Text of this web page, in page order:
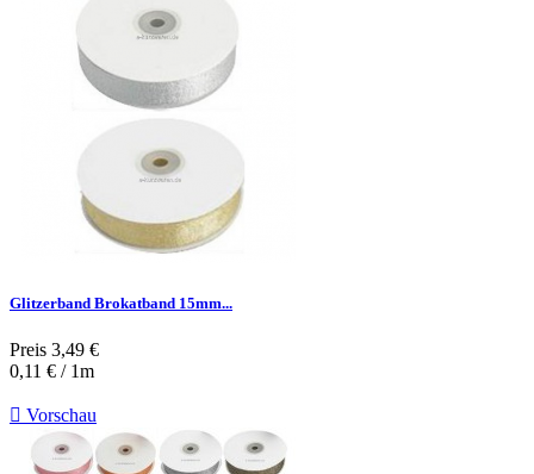
Glitzerband Brokatband 15mm...
Preis 3,49 €
0,11 € / 1m
 Vorschau